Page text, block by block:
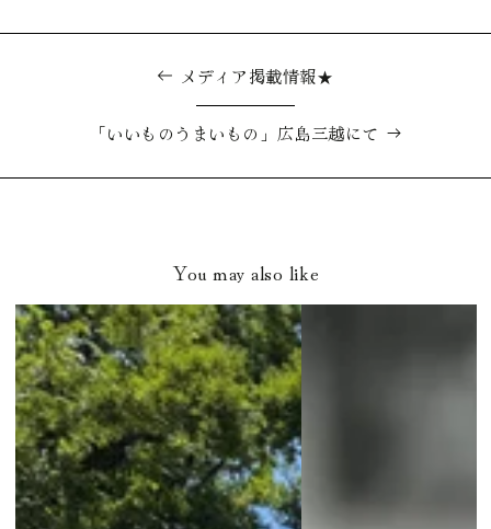
メディア掲載情報★
「いいものうまいもの」広島三越にて
You may also like